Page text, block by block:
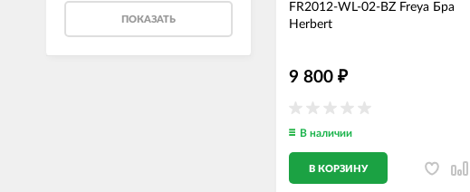
ПОКАЗАТЬ
FR2012-WL-02-BZ Freya Бра
Herbert
9 800 ₽
В наличии
В КОРЗИНУ